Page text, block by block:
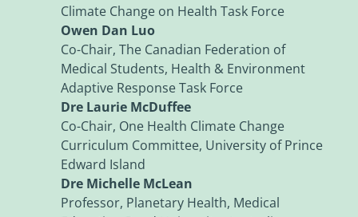
Climate Change on Health Task Force
Owen Dan Luo
Co-Chair, The Canadian Federation of
Medical Students, Health & Environment
Adaptive Response Task Force
Dre Laurie McDuffee
Co-Chair, One Health Climate Change
Curriculum Committee, University of Prince
Edward Island
Dre Michelle McLean
Professor, Planetary Health, Medical